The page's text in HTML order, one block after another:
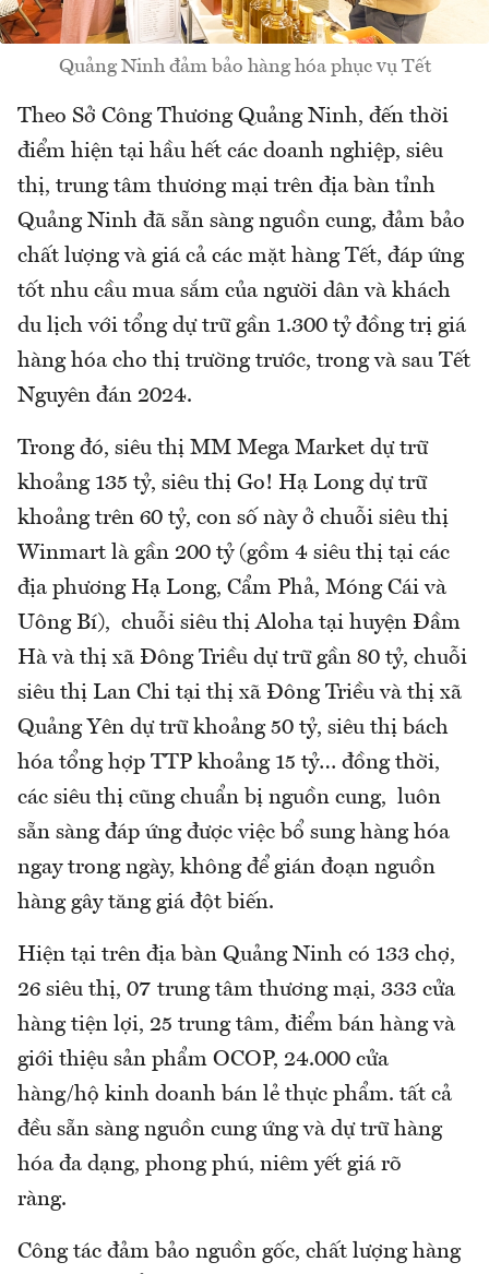
Quảng Ninh đảm bảo hàng hóa phục vụ Tết
Theo Sở Công Thương Quảng Ninh, đến thời
điểm hiện tại hầu hết các doanh nghiệp, siêu
thị, trung tâm thương mại trên địa bàn tỉnh
Quảng Ninh đã sẵn sàng nguồn cung, đảm bảo
chất lượng và giá cả các mặt hàng Tết, đáp ứng
tốt nhu cầu mua sắm của người dân và khách
du lịch với tổng dự trữ gần 1.300 tỷ đồng trị giá
hàng hóa cho thị trường trước, trong và sau Tết
Nguyên đán 2024.
Trong đó, siêu thị MM Mega Market dự trữ
khoảng 135 tỷ, siêu thị Go! Hạ Long dự trữ
khoảng trên 60 tỷ, con số này ở chuỗi siêu thị
Winmart là gần 200 tỷ (gồm 4 siêu thị tại các
địa phương Hạ Long, Cẩm Phả, Móng Cái và
Uông Bí), chuỗi siêu thị Aloha tại huyện Đầm
Hà và thị xã Đông Triều dự trữ gần 80 tỷ, chuỗi
siêu thị Lan Chi tại thị xã Đông Triều và thị xã
Quảng Yên dự trữ khoảng 50 tỷ, siêu thị bách
hóa tổng hợp TTP khoảng 15 tỷ… đồng thời,
các siêu thị cũng chuẩn bị nguồn cung, luôn
sẵn sàng đáp ứng được việc bổ sung hàng hóa
ngay trong ngày, không để gián đoạn nguồn
hàng gây tăng giá đột biến.
Hiện tại trên địa bàn Quảng Ninh có 133 chợ,
26 siêu thị, 07 trung tâm thương mại, 333 cửa
hàng tiện lợi, 25 trung tâm, điểm bán hàng và
giới thiệu sản phẩm OCOP, 24.000 cửa
hàng/hộ kinh doanh bán lẻ thực phẩm. tất cả
đều sẵn sàng nguồn cung ứng và dự trữ hàng
hóa đa dạng, phong phú, niêm yết giá rõ
ràng.
Công tác đảm bảo nguồn gốc, chất lượng hàng